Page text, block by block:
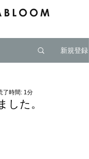
新規登録
した。
了時間: 1分